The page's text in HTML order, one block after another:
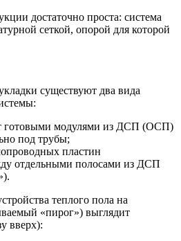
достаточно проста: система
сеткой, опорой для которой
существуют два вида
готовыми модулями из ДСП (ОСП)
под трубы;
пластин
отдельными полосами из ДСП
теплого пола на
«пирог») выглядит
вверх):